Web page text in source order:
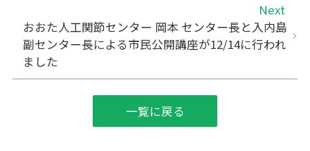
おおた人工関節センター 岡本 センター長と入内島
副センター長による市民公開講座が12/14に行われ
ました
Next
一覧に戻る